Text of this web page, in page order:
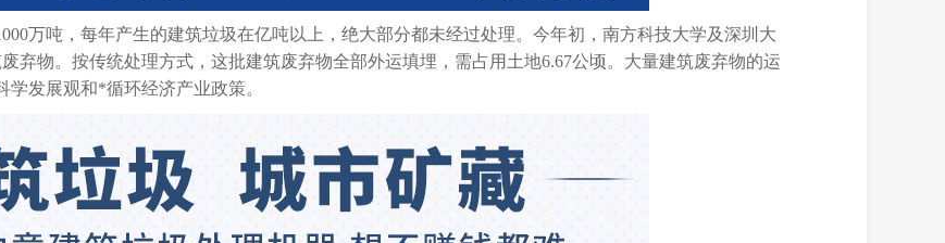
万吨，每年产生的建筑垃圾在亿吨以上，绝大部分都未经过处理。今年初，南方科技大学及深圳大
弃物。按传统处理方式，这批建筑废弃物全部外运填埋，需占用土地6.67公顷。大量建筑废弃物的运
发展观和*循环经济产业政策。